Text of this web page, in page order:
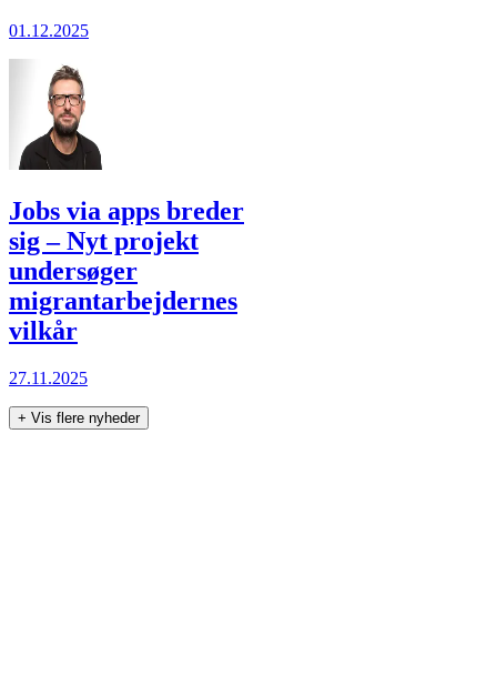
01.12.2025
Jobs via apps breder
sig – Nyt projekt
undersøger
migrantarbejdernes
vilkår
27.11.2025
+ Vis flere nyheder